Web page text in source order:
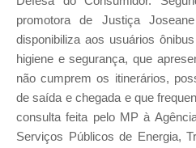
promotora de Justiça
disponibiliza aos usuários
higiene e segurança, que
não cumprem os itinerários,
de saída e chegada e que
consulta feita pelo MP à
Serviços Públicos de Energia,